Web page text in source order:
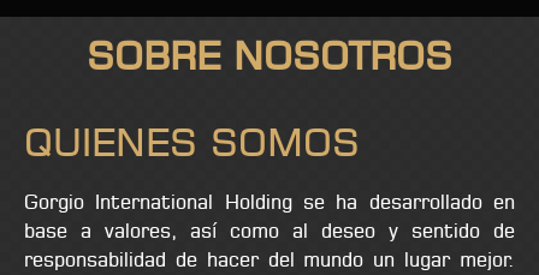
SOBRE NOSOTROS
QUIENES SOMOS
Gorgio International Holding se ha desarrollado en
base a valores, así como al deseo y sentido de
responsabilidad de hacer del mundo un lugar mejor.